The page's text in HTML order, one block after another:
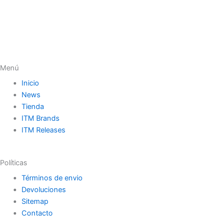
Menú
Inicio
News
Tienda
ITM Brands
ITM Releases
Políticas
Términos de envio
Devoluciones
Sitemap
Contacto